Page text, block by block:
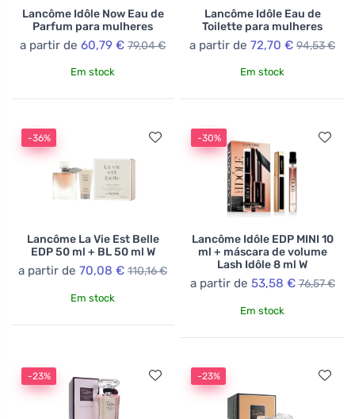
Lancôme Idôle Now Eau de
Parfum para mulheres
a partir de 60,79 € 79,04 €
Em stock
Lancôme Idôle Eau de
Toilette para mulheres
a partir de 72,70 € 94,53 €
Em stock
-36%
Lancôme La Vie Est Belle
EDP 50 ml + BL 50 ml W
a partir de 70,08 € 110,16 €
Em stock
-30%
Lancôme Idôle EDP MINI 10
ml + máscara de volume
Lash Idôle 8 ml W
a partir de 53,58 € 76,57 €
Em stock
-23% -23%